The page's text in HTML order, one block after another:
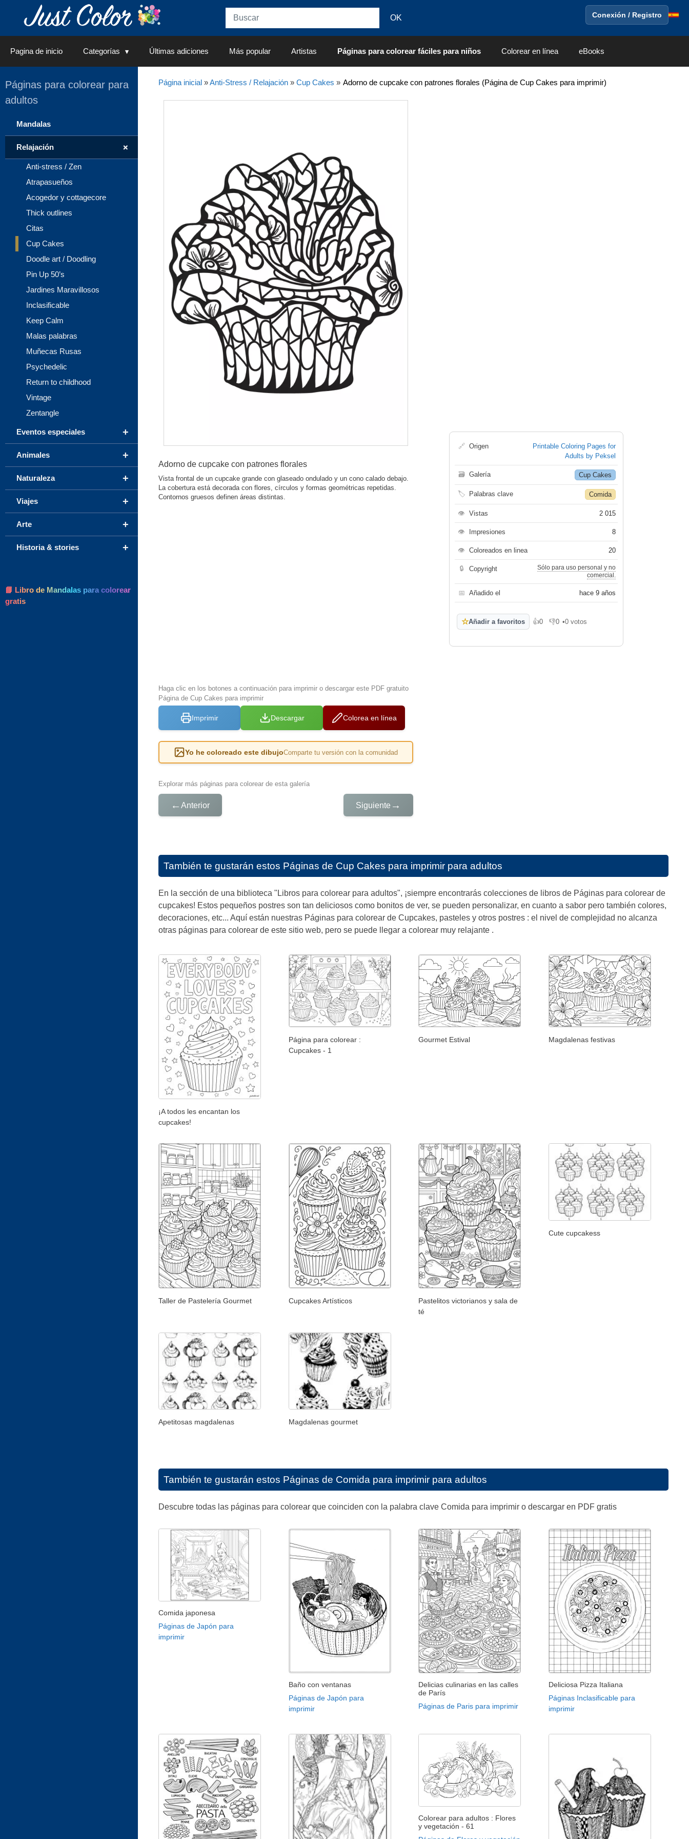
Conexión / Registro
Pagina de inicio Categorías Últimas adiciones Más popular Artistas Páginas para colorear fáciles para niños Colorear en línea eBooks
Página inicial»Anti-Stress / Relajación» Cup Cakes » Adorno de cupcake con patrones florales (Página de Cup Cakes para imprimir)
Adorno de cupcake con patrones florales
Vista frontal de un cupcake grande con glaseado ondulado y un cono calado debajo.
La cobertura está decorada con flores, círculos y formas geométricas repetidas.
Contornos gruesos definen áreas distintas.
Haga clic en los botones a continuación para imprimir o descargar este PDF gratuito
Página de Cup Cakes para imprimir
Imprimir Descargar Colorea en línea
Yo he coloreado este dibujoComparte tu versión con la comunidad
Explorar más páginas para colorear de esta galería
← Anterior Siguiente →
🔗 Origen
Printable Coloring Pages for
Adults by Peksel
🗃 Galería Cup Cakes
🏷 Palabras clave Comida
👁 Vistas 2 015
👁 Impresiones 8
👁 Coloreados en linea 20
🔒 Copyright
Sólo para uso personal y no
comercial.
📅 Añadido el hace 9 años
☆Añadir a favoritos 👍0
Me gusta
👎0
No me gusta
•0 votos
También te gustarán estos Páginas de Cup Cakes para imprimir para adultos
En la sección de una biblioteca "Libros para colorear para adultos", ¡siempre encontrarás colecciones de libros de Páginas para colorear de
cupcakes! Estos pequeños postres son tan deliciosos como bonitos de ver, se pueden personalizar, en cuanto a sabor pero también colores,
decoraciones, etc... Aquí están nuestras Páginas para colorear de Cupcakes, pasteles y otros postres : el nivel de complejidad no alcanza
otras páginas para colorear de este sitio web, pero se puede llegar a colorear muy relajante .
¡A todos les encantan los
cupcakes!
Página para colorear :
Cupcakes - 1
Gourmet Estival Magdalenas festivas
Taller de Pastelería Gourmet Cupcakes Artísticos
Pastelitos victorianos y sala de
té
Cute cupcakess
Apetitosas magdalenas Magdalenas gourmet
También te gustarán estos Páginas de Comida para imprimir para adultos
Descubre todas las páginas para colorear que coinciden con la palabra clave Comida para imprimir o descargar en PDF gratis
Comida japonesa
Páginas de Japón para
imprimir
Baño con ventanas
Páginas de Japón para
imprimir
Delicias culinarias en las calles
de París
Páginas de Paris para imprimir
Deliciosa Pizza Italiana
Páginas Inclasificable para
imprimir
Colorear para adultos : Flores
y vegetación - 61
Páginas para colorear para
adultos
Mandalas
+
Relajación
Anti-stress / Zen
Atrapasueños
Acogedor y cottagecore
Thick outlines
Citas
Cup Cakes
Doodle art / Doodling
Pin Up 50’s
Jardines Maravillosos
Inclasificable
Keep Calm
Malas palabras
Muñecas Rusas
Psychedelic
Return to childhood
Vintage
Zentangle
+
Eventos especiales
+
Animales
+
Naturaleza
+
Viajes
+
Arte
+
Historia & stories
📘 Libro de Mandalas para colorear
gratis